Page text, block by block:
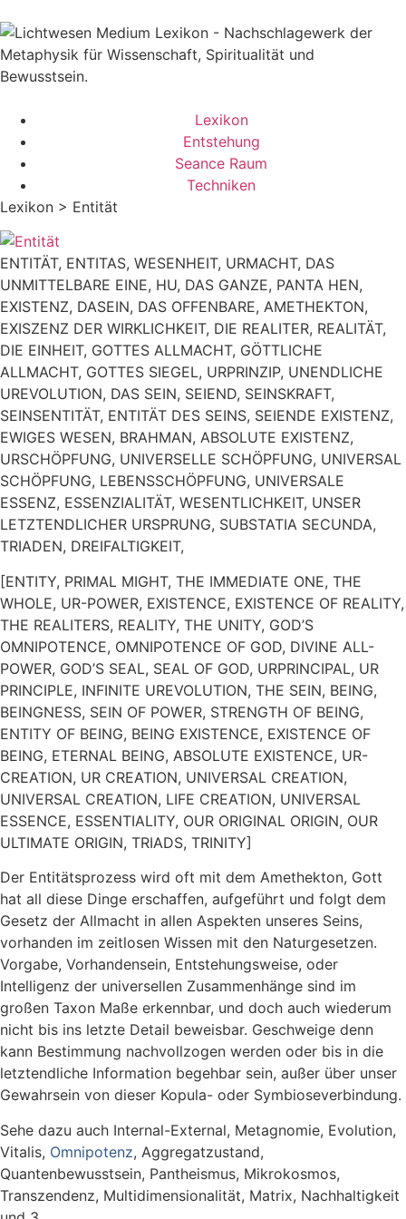
Lexikon
Entstehung
Seance Raum
Techniken
Lexikon > Entität
ENTITÄT, ENTITAS, WESENHEIT, URMACHT, DAS
UNMITTELBARE EINE, HU, DAS GANZE, PANTA HEN,
EXISTENZ, DASEIN, DAS OFFENBARE, AMETHEKTON,
EXISZENZ DER WIRKLICHKEIT, DIE REALITER, REALITÄT,
DIE EINHEIT, GOTTES ALLMACHT, GÖTTLICHE
ALLMACHT, GOTTES SIEGEL, URPRINZIP, UNENDLICHE
UREVOLUTION, DAS SEIN, SEIEND, SEINSKRAFT,
SEINSENTITÄT, ENTITÄT DES SEINS, SEIENDE EXISTENZ,
EWIGES WESEN, BRAHMAN, ABSOLUTE EXISTENZ,
URSCHÖPFUNG, UNIVERSELLE SCHÖPFUNG, UNIVERSAL
SCHÖPFUNG, LEBENSSCHÖPFUNG, UNIVERSALE
ESSENZ, ESSENZIALITÄT, WESENTLICHKEIT, UNSER
LETZTENDLICHER URSPRUNG, SUBSTATIA SECUNDA,
TRIADEN, DREIFALTIGKEIT,
[ENTITY, PRIMAL MIGHT, THE IMMEDIATE ONE, THE
WHOLE, UR-POWER, EXISTENCE, EXISTENCE OF REALITY,
THE REALITERS, REALITY, THE UNITY, GOD’S
OMNIPOTENCE, OMNIPOTENCE OF GOD, DIVINE ALL-
POWER, GOD’S SEAL, SEAL OF GOD, URPRINCIPAL, UR
PRINCIPLE, INFINITE UREVOLUTION, THE SEIN, BEING,
BEINGNESS, SEIN OF POWER, STRENGTH OF BEING,
ENTITY OF BEING, BEING EXISTENCE, EXISTENCE OF
BEING, ETERNAL BEING, ABSOLUTE EXISTENCE, UR-
CREATION, UR CREATION, UNIVERSAL CREATION,
UNIVERSAL CREATION, LIFE CREATION, UNIVERSAL
ESSENCE, ESSENTIALITY, OUR ORIGINAL ORIGIN, OUR
ULTIMATE ORIGIN, TRIADS, TRINITY]
Der Entitätsprozess wird oft mit dem Amethekton, Gott
hat all diese Dinge erschaffen, aufgeführt und folgt dem
Gesetz der Allmacht in allen Aspekten unseres Seins,
vorhanden im zeitlosen Wissen mit den Naturgesetzen.
Vorgabe, Vorhandensein, Entstehungsweise, oder
Intelligenz der universellen Zusammenhänge sind im
großen Taxon Maße erkennbar, und doch auch wiederum
nicht bis ins letzte Detail beweisbar. Geschweige denn
kann Bestimmung nachvollzogen werden oder bis in die
letztendliche Information begehbar sein, außer über unser
Gewahrsein von dieser Kopula- oder Symbioseverbindung.
Sehe dazu auch Internal-External, Metagnomie, Evolution,
Vitalis, Omnipotenz, Aggregatzustand,
Quantenbewusstsein, Pantheismus, Mikrokosmos,
Transzendenz, Multidimensionalität, Matrix, Nachhaltigkeit